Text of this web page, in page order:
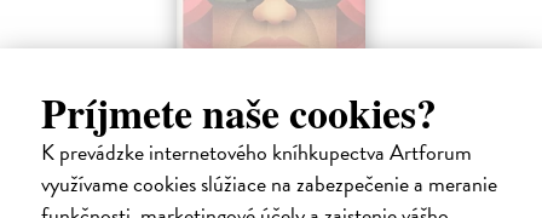
Príjmete naše cookies?
K prevádzke internetového kníhkupectva Artforum
využívame cookies slúžiace na zabezpečenie a meranie
Dobrodruh 2026/2027
kolektív autorov | Kniha
Chcete spoznať unikátne, málo známe miesta na Slovensku a objaviť
doteraz neobjavené kúty našej krajiny? Štvrté vydanie obľúbeného